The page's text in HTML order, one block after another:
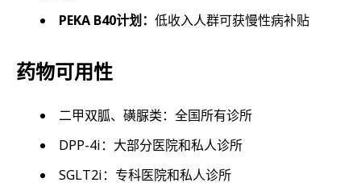
PEKA B40计划： 低收入人群可获慢性病补贴
药物可用性
二甲双胍、磺脲类：全国所有诊所
DPP-4i：大部分医院和私人诊所
SGLT2i：专科医院和私人诊所